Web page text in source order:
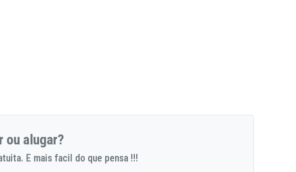
ou alugar?
E mais facil do que pensa !!!